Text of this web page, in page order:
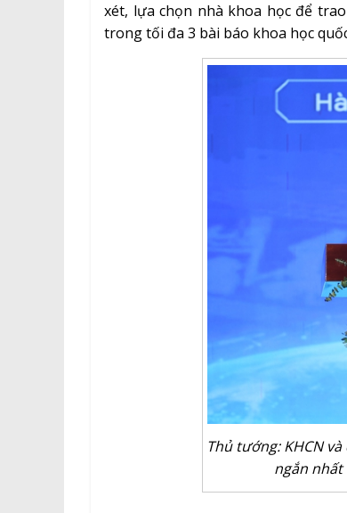
xét, lựa chọn nhà khoa học để
trong tối đa 3 bài báo khoa học
Thủ tướng: KHCN
ngắn nhất